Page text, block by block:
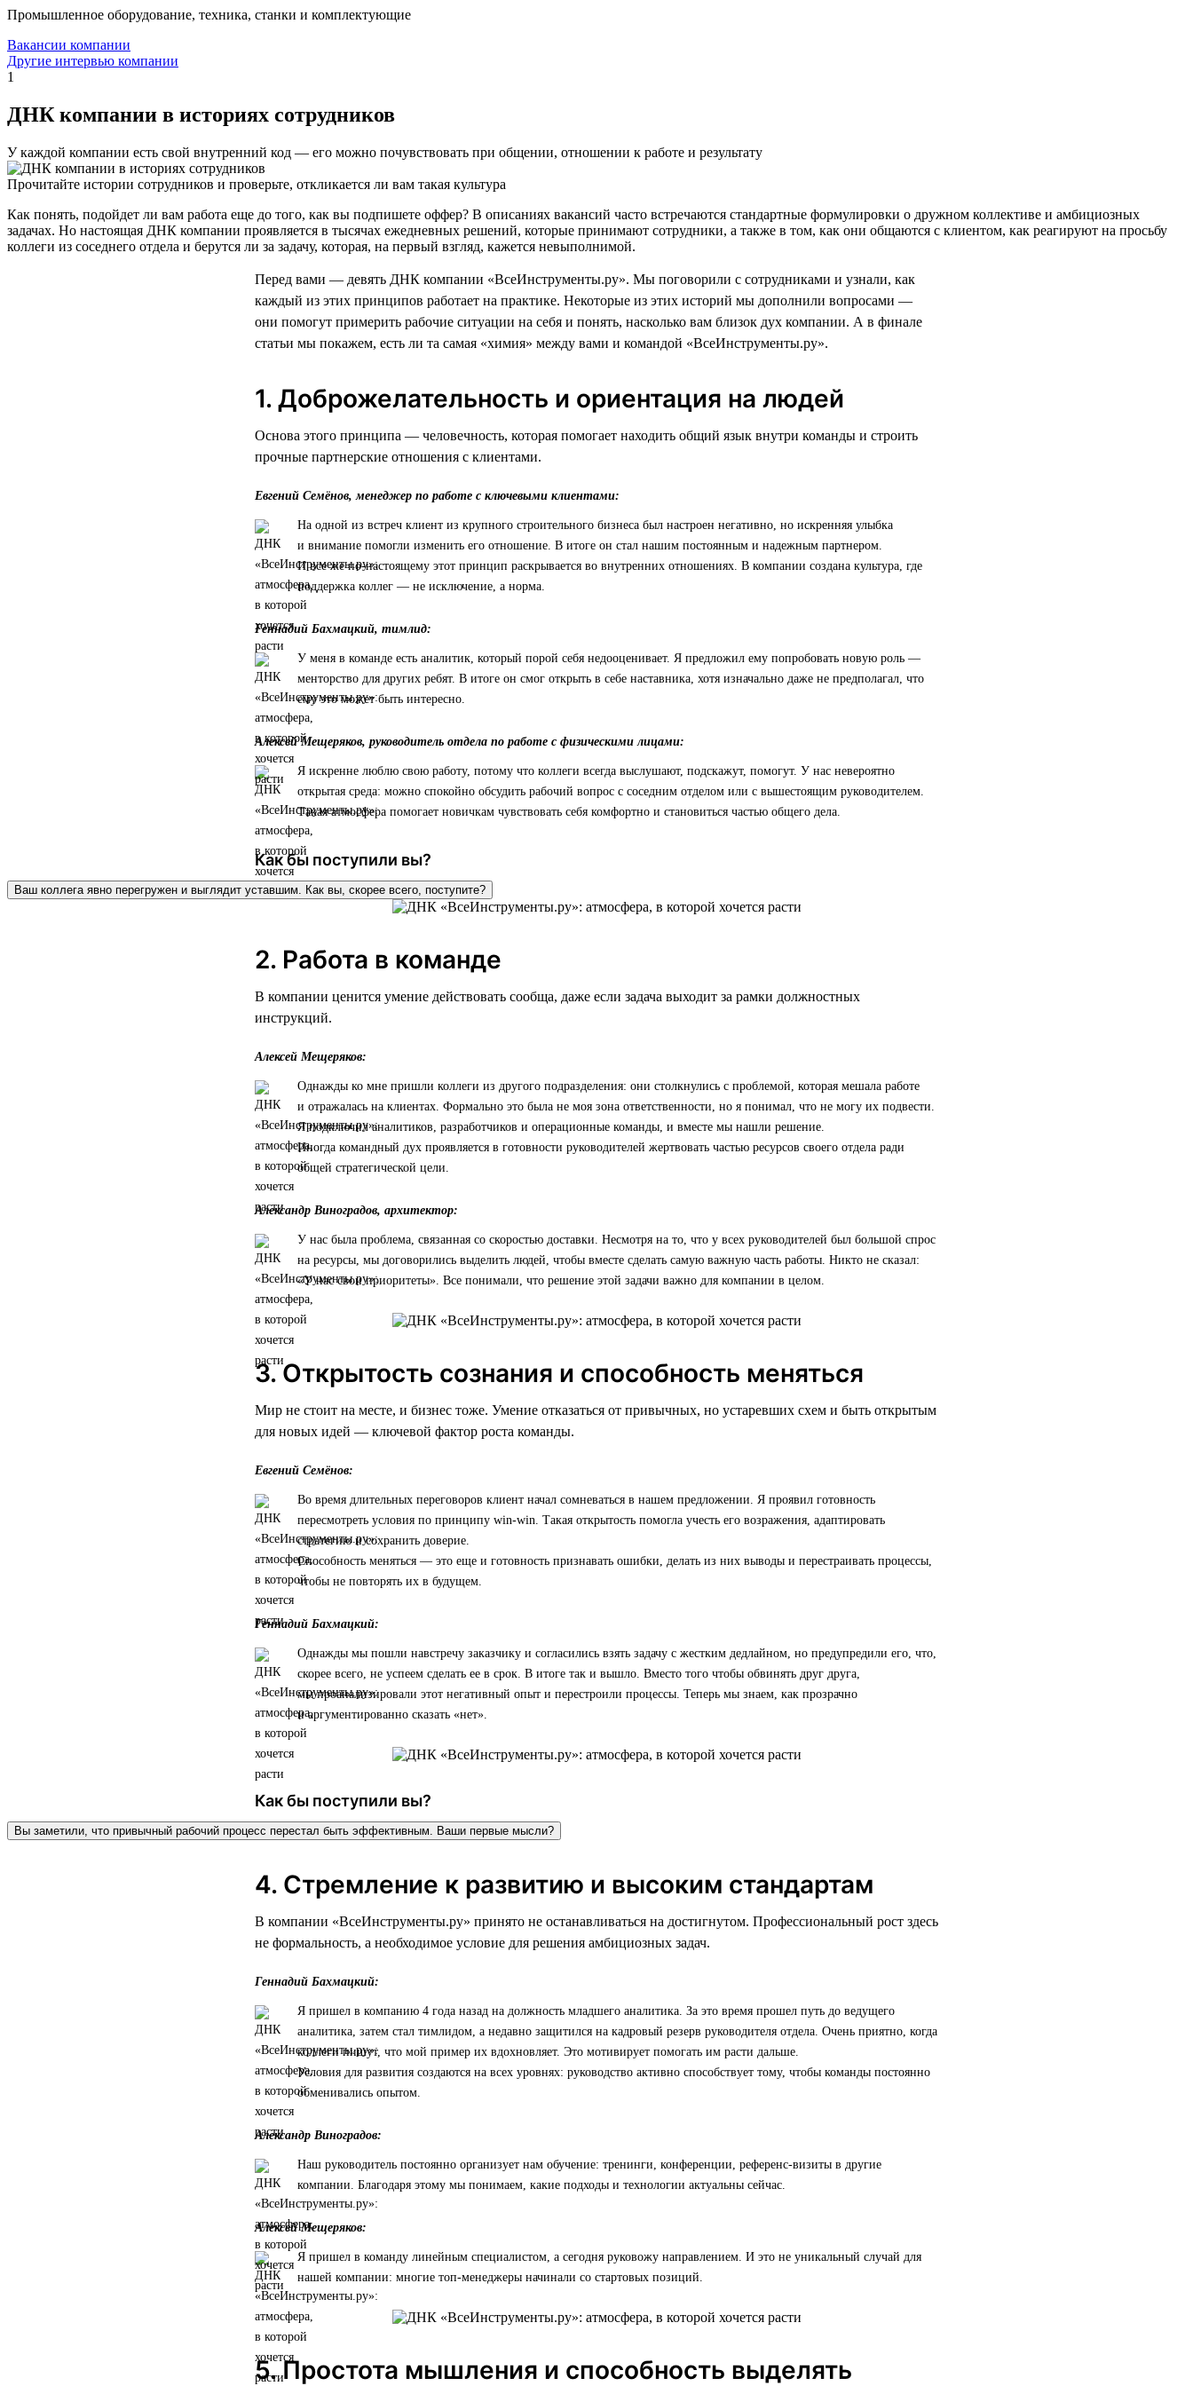
Промышленное оборудование, техника, станки и комплектующие
Вакансии компании
Другие интервью компании
1
ДНК компании в историях сотрудников
У каждой компании есть свой внутренний код — его можно почувствовать при общении, отношении к работе и результату
Прочитайте истории сотрудников и проверьте, откликается ли вам такая культура
Как понять, подойдет ли вам работа еще до того, как вы подпишете оффер? В описаниях вакансий часто встречаются стандартные формулировки о дружном коллективе и амбициозных
задачах. Но настоящая ДНК компании проявляется в тысячах ежедневных решений, которые принимают сотрудники, а также в том, как они общаются с клиентом, как реагируют на просьбу
коллеги из соседнего отдела и берутся ли за задачу, которая, на первый взгляд, кажется невыполнимой.
Перед вами — девять ДНК компании «ВсеИнструменты.ру». Мы поговорили с сотрудниками и узнали, как
каждый из этих принципов работает на практике. Некоторые из этих историй мы дополнили вопросами —
они помогут примерить рабочие ситуации на себя и понять, насколько вам близок дух компании. А в финале
статьи мы покажем, есть ли та самая «химия» между вами и командой «ВсеИнструменты.ру».
1. Доброжелательность и ориентация на людей
Основа этого принципа — человечность, которая помогает находить общий язык внутри команды и строить
прочные партнерские отношения с клиентами.
Евгений Семёнов, менеджер по работе с ключевыми клиентами:
На одной из встреч клиент из крупного строительного бизнеса был настроен негативно, но искренняя улыбка
и внимание помогли изменить его отношение. В итоге он стал нашим постоянным и надежным партнером.
И все же по-настоящему этот принцип раскрывается во внутренних отношениях. В компании создана культура, где
поддержка коллег — не исключение, а норма.
Геннадий Бахмацкий, тимлид:
У меня в команде есть аналитик, который порой себя недооценивает. Я предложил ему попробовать новую роль —
менторство для других ребят. В итоге он смог открыть в себе наставника, хотя изначально даже не предполагал, что
ему это может быть интересно.
Алексей Мещеряков, руководитель отдела по работе с физическими лицами:
Я искренне люблю свою работу, потому что коллеги всегда выслушают, подскажут, помогут. У нас невероятно
открытая среда: можно спокойно обсудить рабочий вопрос с соседним отделом или с вышестоящим руководителем.
Такая атмосфера помогает новичкам чувствовать себя комфортно и становиться частью общего дела.
Как бы поступили вы?
Ваш коллега явно перегружен и выглядит уставшим. Как вы, скорее всего, поступите?
2. Работа в команде
В компании ценится умение действовать сообща, даже если задача выходит за рамки должностных
инструкций.
Алексей Мещеряков:
Однажды ко мне пришли коллеги из другого подразделения: они столкнулись с проблемой, которая мешала работе
и отражалась на клиентах. Формально это была не моя зона ответственности, но я понимал, что не могу их подвести.
Я подключил аналитиков, разработчиков и операционные команды, и вместе мы нашли решение.
Иногда командный дух проявляется в готовности руководителей жертвовать частью ресурсов своего отдела ради
общей стратегической цели.
Александр Виноградов, архитектор:
У нас была проблема, связанная со скоростью доставки. Несмотря на то, что у всех руководителей был большой спрос
на ресурсы, мы договорились выделить людей, чтобы вместе сделать самую важную часть работы. Никто не сказал:
«У нас свои приоритеты». Все понимали, что решение этой задачи важно для компании в целом.
3. Открытость сознания и способность меняться
Мир не стоит на месте, и бизнес тоже. Умение отказаться от привычных, но устаревших схем и быть открытым
для новых идей — ключевой фактор роста команды.
Евгений Семёнов:
Во время длительных переговоров клиент начал сомневаться в нашем предложении. Я проявил готовность
пересмотреть условия по принципу win-win. Такая открытость помогла учесть его возражения, адаптировать
стратегию и сохранить доверие.
Способность меняться — это еще и готовность признавать ошибки, делать из них выводы и перестраивать процессы,
чтобы не повторять их в будущем.
Геннадий Бахмацкий:
Однажды мы пошли навстречу заказчику и согласились взять задачу с жестким дедлайном, но предупредили его, что,
скорее всего, не успеем сделать ее в срок. В итоге так и вышло. Вместо того чтобы обвинять друг друга,
мы проанализировали этот негативный опыт и перестроили процессы. Теперь мы знаем, как прозрачно
и аргументированно сказать «нет».
Как бы поступили вы?
Вы заметили, что привычный рабочий процесс перестал быть эффективным. Ваши первые мысли?
4. Стремление к развитию и высоким стандартам
В компании «ВсеИнструменты.ру» принято не останавливаться на достигнутом. Профессиональный рост здесь
не формальность, а необходимое условие для решения амбициозных задач.
Геннадий Бахмацкий:
Я пришел в компанию 4 года назад на должность младшего аналитика. За это время прошел путь до ведущего
аналитика, затем стал тимлидом, а недавно защитился на кадровый резерв руководителя отдела. Очень приятно, когда
коллеги пишут, что мой пример их вдохновляет. Это мотивирует помогать им расти дальше.
Условия для развития создаются на всех уровнях: руководство активно способствует тому, чтобы команды постоянно
обменивались опытом.
Александр Виноградов:
Наш руководитель постоянно организует нам обучение: тренинги, конференции, референс-визиты в другие
компании. Благодаря этому мы понимаем, какие подходы и технологии актуальны сейчас.
Алексей Мещеряков:
Я пришел в команду линейным специалистом, а сегодня руковожу направлением. И это не уникальный случай для
нашей компании: многие топ-менеджеры начинали со стартовых позиций.
5. Простота мышления и способность выделять